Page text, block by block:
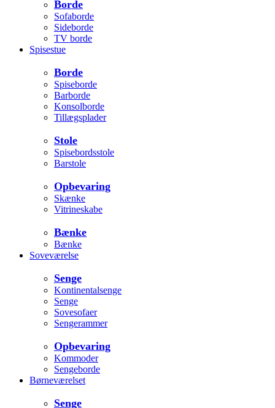
Borde
Sofaborde
Sideborde
TV borde
Spisestue
Borde
Spiseborde
Barborde
Konsolborde
Tillægsplader
Stole
Spisebordsstole
Barstole
Opbevaring
Skænke
Vitrineskabe
Bænke
Bænke
Soveværelse
Senge
Kontinentalsenge
Senge
Sovesofaer
Sengerammer
Opbevaring
Kommoder
Sengeborde
Børneværelset
Senge